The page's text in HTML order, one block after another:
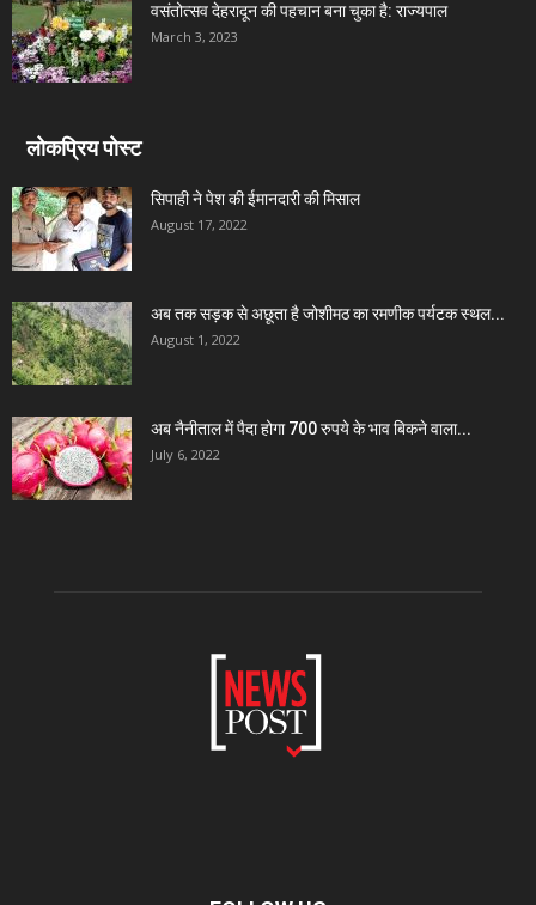
वसंतोत्सव देहरादून की पहचान बना चुका है: राज्यपाल
March 3, 2023
लोकप्रिय पोस्ट
सिपाही ने पेश की ईमानदारी की मिसाल
August 17, 2022
अब तक सड़क से अछूता है जोशीमठ का रमणीक पर्यटक स्थल...
August 1, 2022
अब नैनीताल में पैदा होगा 700 रुपये के भाव बिकने वाला...
July 6, 2022